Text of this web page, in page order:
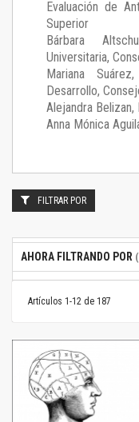
Evaluación de
Superior
Bárbara
Universitaria,
Mariana Suárez,
Desarrollo,
Alejandra
Anna Mónica
Artículos 1-12 de 187
FILTRAR POR
AHORA FILTRANDO POR